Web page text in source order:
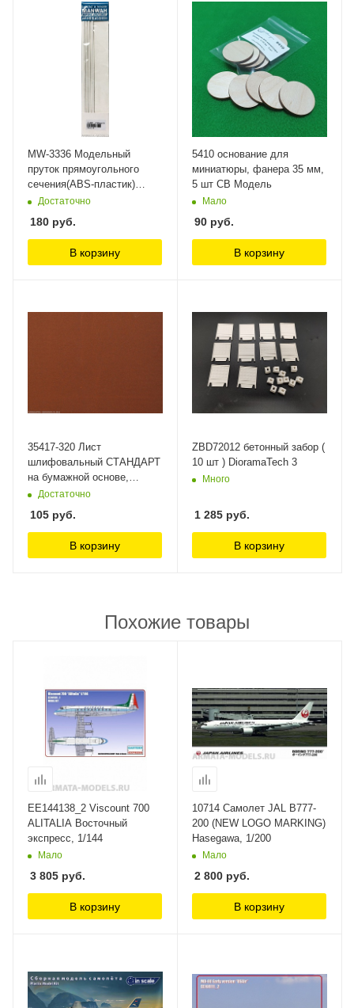
MW-3336 Модельный
пруток прямоугольного
сечения(ABS-пластик)
4*2*250mm 4шт ManWah
Достаточно
180 руб.
В корзину
5410 основание для
миниатюры, фанера 35 мм,
5 шт СВ Модель
Мало
90 руб.
В корзину
35417-320 Лист
шлифовальный СТАНДАРТ
на бумажной основе,
водостойкий 230х280мм,
Достаточно
105 руб.
В корзину
ZBD72012 бетонный забор (
10 шт ) DioramaTech 3
Много
1 285 руб.
В корзину
Похожие товары
ЕЕ144138_2 Viscount 700
ALITALIA Восточный
экспресс, 1/144
Мало
3 805 руб.
В корзину
10714 Самолет JAL B777-
200 (NEW LOGO MARKING)
Hasegawa, 1/200
Мало
2 800 руб.
В корзину